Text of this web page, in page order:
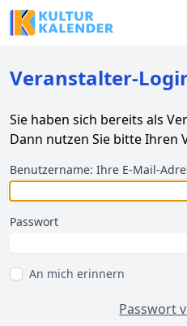
Veranstalter-
Sie haben sich bereits als
Dann nutzen Sie bitte Ihren
Benutzername: Ihre E-Mail-
Passwort
An mich erinnern
Passwort